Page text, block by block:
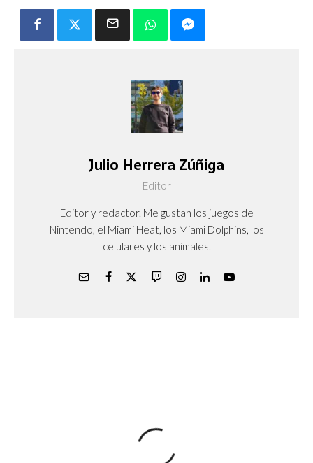
Julio Herrera Zúñiga
Editor
Editor y redactor. Me gustan los juegos de
Nintendo, el Miami Heat, los Miami Dolphins, los
celulares y los animales.